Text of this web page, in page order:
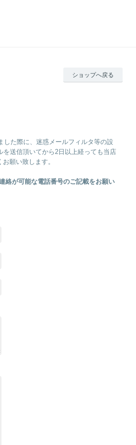
ショップへ戻る
した際に、迷惑メールフィルタ等の設
送信頂いてから2日以上経っても当店
願い致します。
絡が可能な電話番号のご記載をお願い